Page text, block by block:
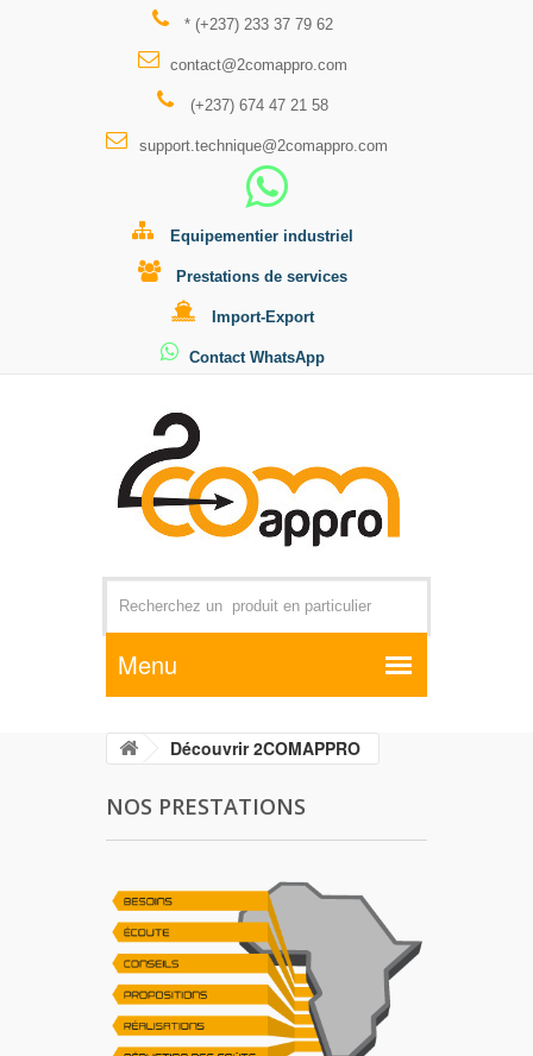
* (+237) 233 37 79 62
contact@2comappro.com
(+237) 674 47 21 58
support.technique@2comappro.com
Equipementier industriel
Prestations de services
Import-Export
Contact WhatsApp
Par exemple +distributeur +CD01
Découvrir 2COMAPPRO
NOS PRESTATIONS